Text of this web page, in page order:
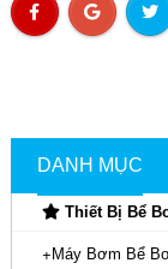
DANH MỤC
Thiết Bị Bể
Máy Bơm Bể